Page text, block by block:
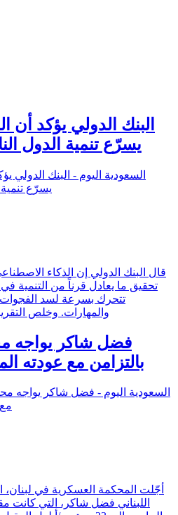
البنك الدولي يؤكد أن
يسرّع تنمية الدول
قال البنك الدولي إن الذكاء
تحقيق ما يعادل قرناً من
والمهارات. وخلص
فضل شاكر يواجه
بالتزامن مع عودته